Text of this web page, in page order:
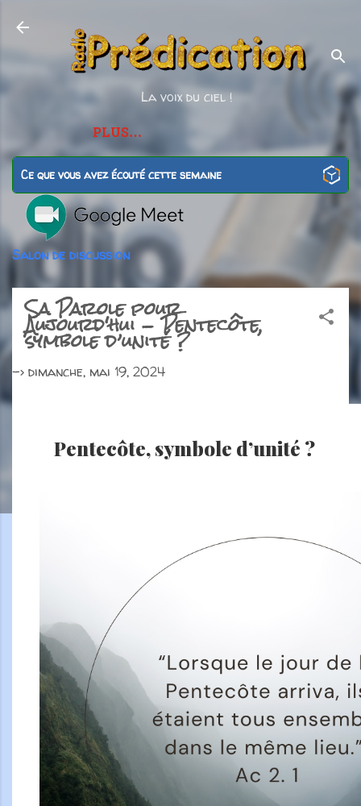
La voix du ciel !
PLUS…
Ce que vous avez écouté cette semaine
Salon de discussion
Sa Parole pour
Aujourd'hui - Pentecôte,
symbole d’unité ?
-> dimanche, mai 19, 2024
Pentecôte, symbole d’unité ?